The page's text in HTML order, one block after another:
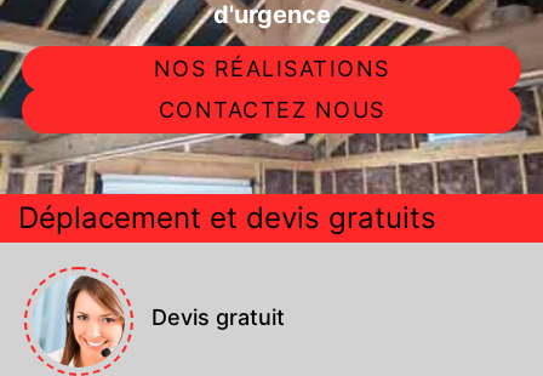
d'urgence
NOS RÉALISATIONS
CONTACTEZ NOUS
Déplacement et devis gratuits
Devis gratuit